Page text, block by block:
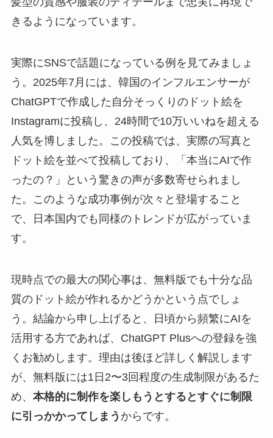
きるようになっています。
実際にSNSで話題になっている例を見てみましょ
う。2025年7月には、韓国のインフルエンサーが
ChatGPTで作成した自分そっくりのドット絵を
Instagramに投稿し、24時間で10万いいねを超える
人気を博しました。この投稿では、実際の写真と
ドット絵を並べて投稿しており、「本当にAIで作
ったの？」という驚きの声が多数寄せられまし
た。このような成功事例が次々と登場すること
で、日本国内でも同様のトレンドが広がっていま
す。
現時点での最大の関心事は、無料版でも十分な品
質のドット絵が作れるかどうかという点でしょ
う。結論から申し上げると、日頃から頻繁にAIを
活用する方であれば、ChatGPT Plusへの登録を強
くお勧めします。理由は後ほど詳しく解説します
が、無料版には1日2〜3回程度の生成制限があるた
め、 本格的に制作を楽しもうとするとすぐに制限
に引っかかってしまう からです。